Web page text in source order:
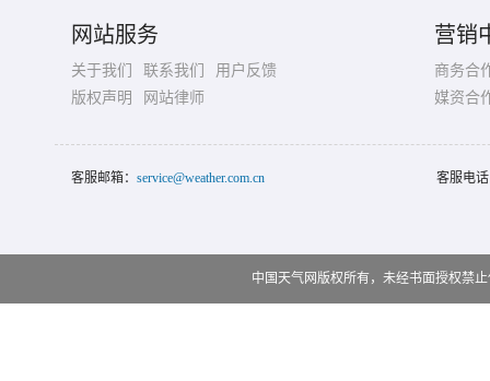
网站服务
关于我们 联系我们
用户反馈
版权声明
网站律师
营销
商务合
媒资合
客服邮箱： service@weather.com.cn 客服电
中国天气网版权所有，未经书面授权